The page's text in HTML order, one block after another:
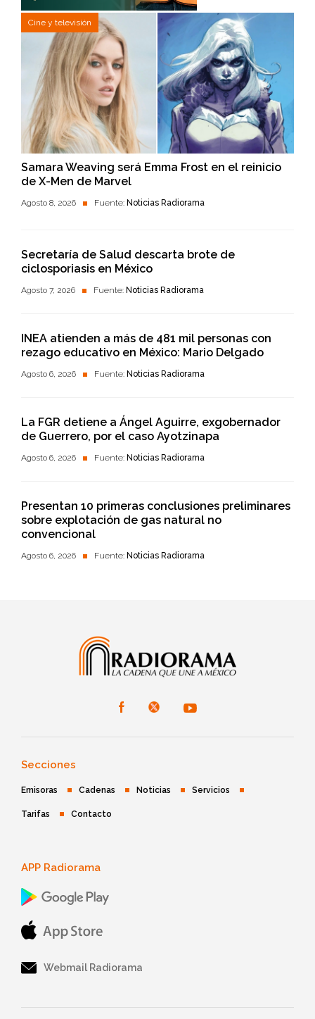
Cine y televisión
Samara Weaving será Emma Frost en el reinicio
de X-Men de Marvel
Agosto 8, 2026 Fuente: Noticias Radiorama
Secretaría de Salud descarta brote de
ciclosporiasis en México
Agosto 7, 2026 Fuente: Noticias Radiorama
INEA atienden a más de 481 mil personas con
rezago educativo en México: Mario Delgado
Agosto 6, 2026 Fuente: Noticias Radiorama
La FGR detiene a Ángel Aguirre, exgobernador
de Guerrero, por el caso Ayotzinapa
Agosto 6, 2026 Fuente: Noticias Radiorama
Presentan 10 primeras conclusiones preliminares
sobre explotación de gas natural no
convencional
Agosto 6, 2026 Fuente: Noticias Radiorama
Secciones
Emisoras Cadenas Noticias Servicios
Tarifas Contacto
APP Radiorama
Webmail Radiorama